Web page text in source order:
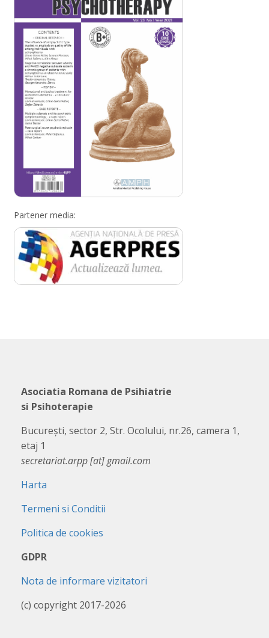
Partener media:
Asociatia Romana de Psihiatrie
si Psihoterapie
București, sector 2, Str. Ocolului, nr.26, camera 1,
etaj 1
secretariat.arpp [at] gmail.com
Harta
Termeni si Conditii
Politica de cookies
GDPR
Nota de informare vizitatori
(c) copyright 2017-2026